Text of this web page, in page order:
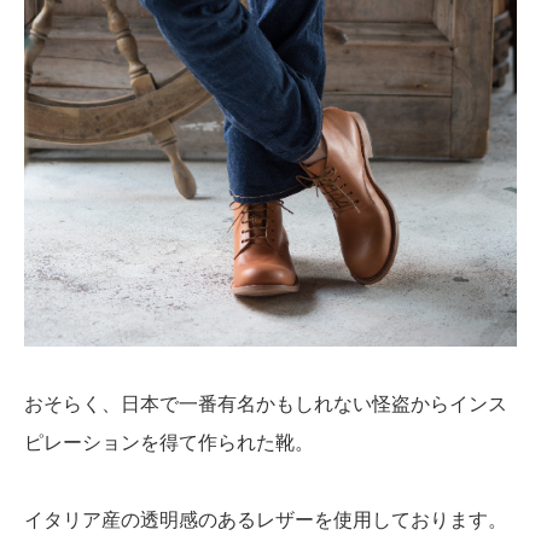
おそらく、日本で一番有名かもしれない怪盗からインス
ピレーションを得て作られた靴。
イタリア産の透明感のあるレザーを使用しております。